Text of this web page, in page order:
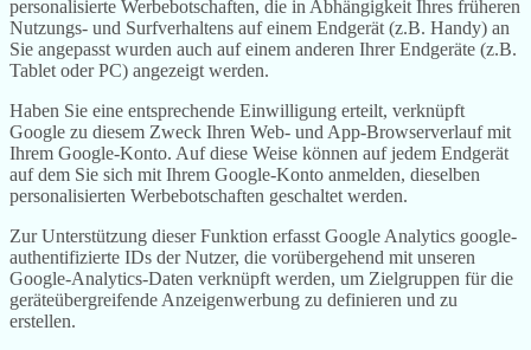
personalisierte Werbebotschaften, die in Abhängigkeit Ihres früheren
Nutzungs- und Surfverhaltens auf einem Endgerät (z.B. Handy) an
Sie angepasst wurden auch auf einem anderen Ihrer Endgeräte (z.B.
Tablet oder PC) angezeigt werden.
Haben Sie eine entsprechende Einwilligung erteilt, verknüpft
Google zu diesem Zweck Ihren Web- und App-Browserverlauf mit
Ihrem Google-Konto. Auf diese Weise können auf jedem Endgerät
auf dem Sie sich mit Ihrem Google-Konto anmelden, dieselben
personalisierten Werbebotschaften geschaltet werden.
Zur Unterstützung dieser Funktion erfasst Google Analytics google-
authentifizierte IDs der Nutzer, die vorübergehend mit unseren
Google-Analytics-Daten verknüpft werden, um Zielgruppen für die
geräteübergreifende Anzeigenwerbung zu definieren und zu
erstellen.